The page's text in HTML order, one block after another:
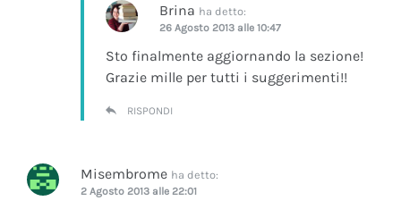
Brina ha detto:
26 Agosto 2013 alle 10:47
Sto finalmente aggiornando la sezione!
Grazie mille per tutti i suggerimenti!!
RISPONDI
Misembrome ha detto:
2 Agosto 2013 alle 22:01